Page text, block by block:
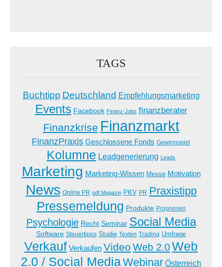
TAGS
Buchtipp Deutschland Empfehlungsmarketing
Events Facebook Finanz-Jobs finanzberater
Finanzkrise Finanzmarkt
FinanzPraxis Geschlossene Fonds Gewinnspiel
Kolumne Leadgenerierung Leads
Marketing Marketing-Wissen Messe Motivation
News Online PR pdf Magazin PKV PR Praxistipp
Pressemeldung Produkte Prognosen
Psychologie Recht Seminar Social Media
Software Steuertipps Studie Texten Trading Umfrage
Verkauf Verkaufen Video Web 2.0Web
2.0 / Social MediaWebinar Österreich